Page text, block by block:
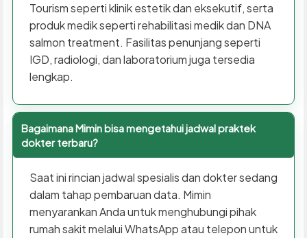
Tourism seperti klinik estetik dan eksekutif, serta
produk medik seperti rehabilitasi medik dan DNA
salmon treatment. Fasilitas penunjang seperti
IGD, radiologi, dan laboratorium juga tersedia
lengkap.
Bagaimana Mimin bisa mengetahui jadwal praktek
dokter terbaru?
Saat ini rincian jadwal spesialis dan dokter sedang
dalam tahap pembaruan data. Mimin
menyarankan Anda untuk menghubungi pihak
rumah sakit melalui WhatsApp atau telepon untuk